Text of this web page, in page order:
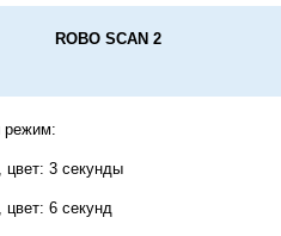
ROBO SCAN 2
режим:
цвет: 3 секунды
цвет: 6 секунд